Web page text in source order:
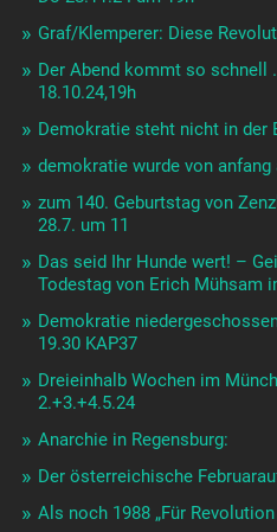
Graf/Klemperer: Diese
Der Abend kommt so schnell
18.10.24,19h
Demokratie steht nicht in der
demokratie wurde von
zum 140. Geburtstag von
28.7. um 11
Das seid Ihr Hunde wert! –
Todestag von Erich Mühsam
Demokratie
19.30 KAP37
Dreieinhalb Wochen im
2.+3.+4.5.24
Anarchie in Regensburg:
Der österreichische
Als noch 1988 „Für